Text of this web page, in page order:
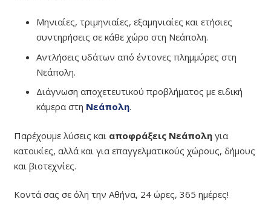
Μηνιαίες, τριμηνιαίες, εξαμηνιαίες και ετήσιες
συντηρήσεις σε κάθε χώρο στη Νεάπολη.
Αντλήσεις υδάτων από έντονες πλημμύρες στη
Νεάπολη.
Διάγνωση αποχετευτικού προβλήματος με ειδική
κάμερα στη Νεάπολη.
Παρέχουμε λύσεις και αποφράξεις Νεάπολη για
κατοικίες, αλλά και για επαγγελματικούς χώρους, δήμους
και βιοτεχνίες.
Κοντά σας σε όλη την Αθήνα, 24 ώρες, 365 ημέρες!